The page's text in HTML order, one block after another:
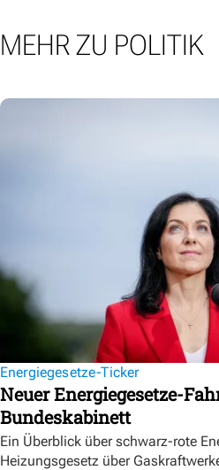
MEHR ZU POLITIK
Energiegesetze-Ticker
Neuer Energiegesetze-
Bundeskabinett
Ein Überblick über schwarz-rote
Heizungsgesetz über